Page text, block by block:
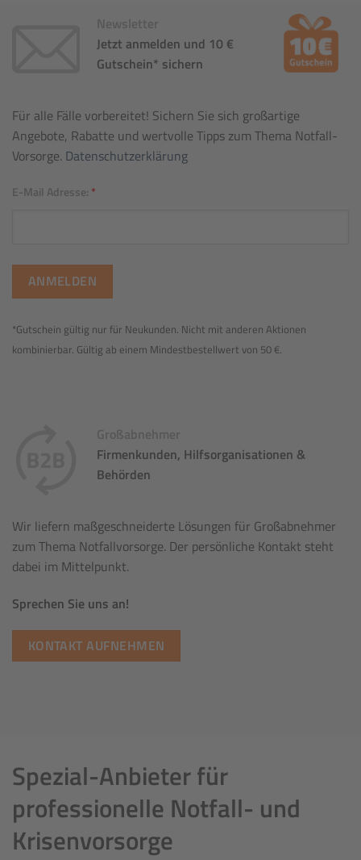
Newsletter
Jetzt anmelden und 10 €
Gutschein* sichern
Für alle Fälle vorbereitet! Sichern Sie sich großartige
Angebote, Rabatte und wertvolle Tipps zum Thema Notfall-
Vorsorge. Datenschutzerklärung
E-Mail Adresse: *
*Gutschein gültig nur für Neukunden. Nicht mit anderen Aktionen
kombinierbar. Gültig ab einem Mindestbestellwert von 50 €.
Großabnehmer
Firmenkunden, Hilfsorganisationen &
Behörden
Wir liefern maßgeschneiderte Lösungen für Großabnehmer
zum Thema Notfallvorsorge. Der persönliche Kontakt steht
dabei im Mittelpunkt.
Sprechen Sie uns an!
KONTAKT AUFNEHMEN
Spezial-Anbieter für
professionelle Notfall- und
Krisenvorsorge